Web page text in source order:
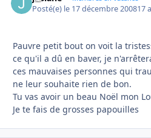
Posté(e) le 17 décembre 200817 a
Pauvre petit bout on voit la
ce qu'il a dû en baver, je
ces mauvaises personnes qui
ne leur souhaite rien de bon.
Tu vas avoir un beau Noël mon
Je te fais de grosses papouilles